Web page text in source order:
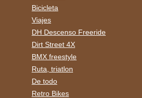
Bicicleta
Viajes
DH Descenso Freeride
Dirt Street 4X
BMX freestyle
Ruta, triatlon
De todo
Retro Bikes